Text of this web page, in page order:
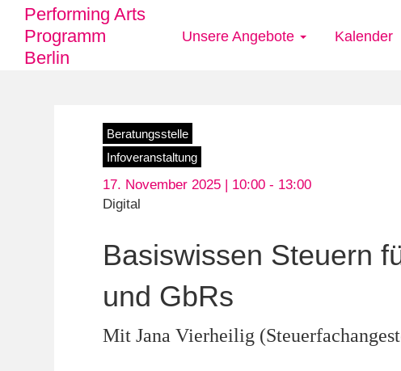
Performing Arts
Programm
Berlin
Main
Unsere Angebote Kalender
Beratungsstelle
Infoveranstaltung
17. November 2025 | 10:00 - 13:00
Digital
Basiswissen Steuern
und GbRs
Mit Jana Vierheilig